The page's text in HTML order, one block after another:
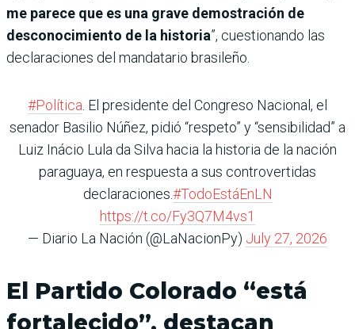
me parece que es una grave demostración de
desconocimiento de la historia”, cuestionando las
declaraciones del mandatario brasileño.
#Política . El presidente del Congreso Nacional, el
senador Basilio Núñez, pidió “respeto” y “sensibilidad” a
Luiz Inácio Lula da Silva hacia la historia de la nación
paraguaya, en respuesta a sus controvertidas
declaraciones.#TodoEstáEnLN
https://t.co/Fy3Q7M4vs1
— Diario La Nación (@LaNacionPy) July 27, 2026
El Partido Colorado “está
fortalecido”, destacan